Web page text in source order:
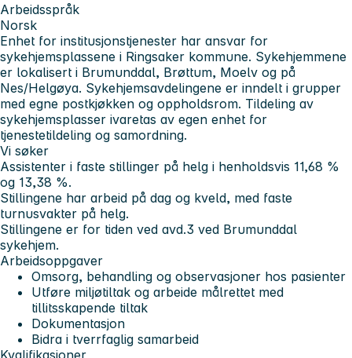
Arbeidsspråk
Norsk
Enhet for institusjonstjenester har ansvar for
sykehjemsplassene i Ringsaker kommune. Sykehjemmene
er lokalisert i Brumunddal, Brøttum, Moelv og på
Nes/Helgøya. Sykehjemsavdelingene er inndelt i grupper
med egne postkjøkken og oppholdsrom. Tildeling av
sykehjemsplasser ivaretas av egen enhet for
tjenestetildeling og samordning.
Vi søker
Assistenter i faste stillinger på helg i henholdsvis 11,68 %
og 13,38 %.
Stillingene har arbeid på dag og kveld, med faste
turnusvakter på helg.
Stillingene er for tiden ved avd.3 ved Brumunddal
sykehjem.
Arbeidsoppgaver
Omsorg, behandling og observasjoner hos pasienter
Utføre miljøtiltak og arbeide målrettet med
tillitsskapende tiltak
Dokumentasjon
Bidra i tverrfaglig samarbeid
Kvalifikasjoner